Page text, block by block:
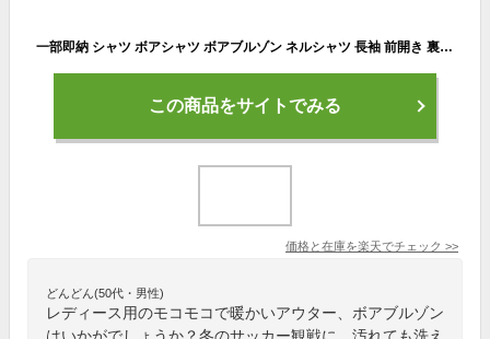
一部即納 シャツ ボアシャツ ボアブルゾン ネルシャツ 長袖 前開き 裏毛 スタンドカラー レディース シャツ ボアブラウス 襟付き ストライプ柄 防寒コート ショート丈 長袖 アウター トップス ボア ルームウエア ゆったり もこもこ ふわふわ 羽織 保温 発熱 防寒 暖かい 秋冬
この商品をサイトでみる
価格と在庫を楽天でチェック >>
どんどん(50代・男性)
レディース用のモコモコで暖かいアウター、ボアブルゾン